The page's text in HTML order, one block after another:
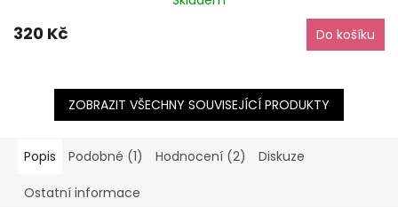
5
hvězdiček.
320 Kč Do košíku
ZOBRAZIT VŠECHNY SOUVISEJÍCÍ PRODUKTY
Popis Podobné (1) Hodnocení (2) Diskuze
Ostatní informace